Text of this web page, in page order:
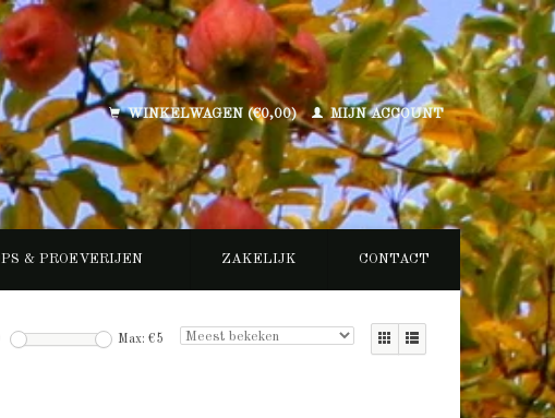
WINKELWAGEN (€0,00) MIJN ACCOUNT
& PROEVERIJEN ZAKELIJK CONTACT
Max: €5